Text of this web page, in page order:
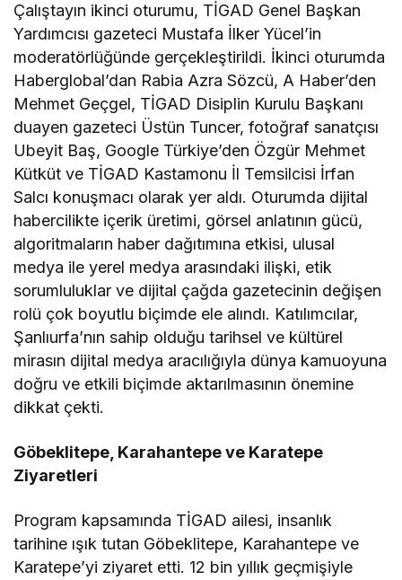
Çalıştayın ikinci oturumu, TİGAD Genel Başkan
Yardımcısı gazeteci Mustafa İlker Yücel’in
moderatörlüğünde gerçekleştirildi. İkinci oturumda
Haberglobal’dan Rabia Azra Sözcü, A Haber’den
Mehmet Geçgel, TİGAD Disiplin Kurulu Başkanı
duayen gazeteci Üstün Tuncer, fotoğraf sanatçısı
Ubeyit Baş, Google Türkiye’den Özgür Mehmet
Kütküt ve TİGAD Kastamonu İl Temsilcisi İrfan
Salcı konuşmacı olarak yer aldı. Oturumda dijital
habercilikte içerik üretimi, görsel anlatının gücü,
algoritmaların haber dağıtımına etkisi, ulusal
medya ile yerel medya arasındaki ilişki, etik
sorumluluklar ve dijital çağda gazetecinin değişen
rolü çok boyutlu biçimde ele alındı. Katılımcılar,
Şanlıurfa’nın sahip olduğu tarihsel ve kültürel
mirasın dijital medya aracılığıyla dünya kamuoyuna
doğru ve etkili biçimde aktarılmasının önemine
dikkat çekti.
Göbeklitepe, Karahantepe ve Karatepe
Ziyaretleri
Program kapsamında TİGAD ailesi, insanlık
tarihine ışık tutan Göbeklitepe, Karahantepe ve
Karatepe’yi ziyaret etti. 12 bin yıllık geçmişiyle